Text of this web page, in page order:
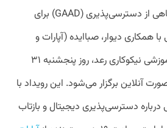
رویداد روز جهانی آگاهی از دسترسی‌پذیری (GAAD) برای
همکاری دیوار، صباایده(آپارات و
فیلیمو) و مجتمع آموزشی نیکوکاری رعد، روز پنجشنبه ۳۱
۱۴۰۵ به‌صورت آنلاین برگزار می‌شود. این رویداد با
دسترسی‌پذیری دیجیتال و بازتاب